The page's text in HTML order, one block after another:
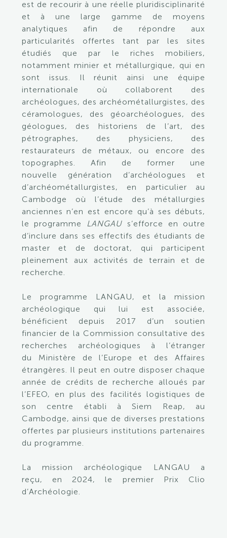
est de recourir à une réelle pluridisciplinarité
et à une large gamme de moyens
analytiques afin de répondre aux
particularités offertes tant par les sites
étudiés que par le riches mobiliers,
notamment minier et métallurgique, qui en
sont issus. Il réunit ainsi une équipe
internationale où collaborent des
archéologues, des archéométallurgistes, des
céramologues, des géoarchéologues, des
géologues, des historiens de l’art, des
pétrographes, des physiciens, des
restaurateurs de métaux, ou encore des
topographes. Afin de former une
nouvelle génération d’archéologues et
d’archéométallurgistes, en particulier au
Cambodge où l’étude des métallurgies
anciennes n’en est encore qu’à ses débuts,
le programme LANGAU s’efforce en outre
d’inclure dans ses effectifs des étudiants de
master et de doctorat, qui participent
pleinement aux activités de terrain et de
recherche.
Le programme LANGAU, et la mission
archéologique qui lui est associée,
bénéficient depuis 2017 d’un soutien
financier de la Commission consultative des
recherches archéologiques à l’étranger
du Ministère de l’Europe et des Affaires
étrangères. Il peut en outre disposer chaque
année de crédits de recherche alloués par
l’EFEO, en plus des facilités logistiques de
son centre établi à Siem Reap, au
Cambodge, ainsi que de diverses prestations
offertes par plusieurs institutions partenaires
du programme.
La mission archéologique LANGAU
a
reçu, en 2024, le premier Prix Clio
d’Archéologie.